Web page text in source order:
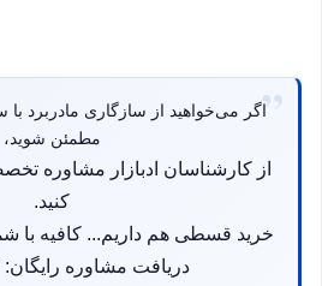
اگر می‌خواهید از سازگاری مادربرد با
مطمئن شوید،
از کارشناسان ادبازار مشاوره
کنید.
خرید قسطی هم داریم... کافیه با
دریافت مشاوره رایگان: ۰۲۱۴۵۳۲۴